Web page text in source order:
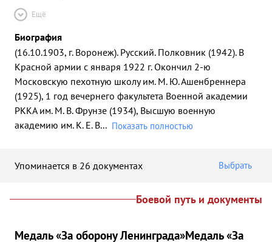
Ещё
Биография
(16.10.1903, г. Воронеж). Русский. Полковник (1942). В
Красной армии с января 1922 г. Окончил 2-ю
Московскую пехотную школу им. М. Ю. Ашенбреннера
(1925), 1 год вечернего факультета Военной академии
РККА им. М. В. Фрунзе (1934), Высшую военную
академию им. К. Е. В... Показать полностью
Упоминается в 26 документах Выбрать
Боевой путь и документы
Медаль «За оборону Ленинграда»Медаль «За